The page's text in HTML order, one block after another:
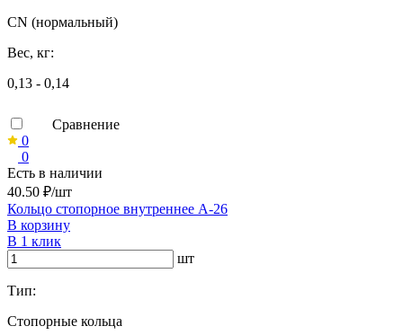
CN (нормальный)
Вес, кг:
0,13 - 0,14
Сравнение
0
0
Есть в наличии
40.50 ₽/шт
Кольцо стопорное внутреннее А-26
В корзину
В 1 клик
шт
Тип:
Стопорные кольца